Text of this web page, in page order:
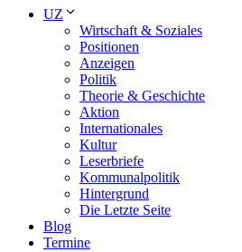
UZ
Wirtschaft & Soziales
Positionen
Anzeigen
Politik
Theorie & Geschichte
Aktion
Internationales
Kultur
Leserbriefe
Kommunalpolitik
Hintergrund
Die Letzte Seite
Blog
Termine